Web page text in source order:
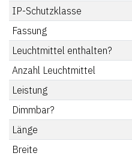
IP-Schutzklasse
Fassung
Leuchtmittel enthalten?
Anzahl Leuchtmittel
Leistung
Dimmbar?
Länge
Breite